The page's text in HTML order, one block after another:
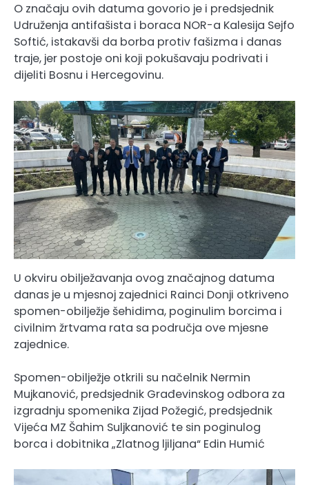
O značaju ovih datuma govorio je i predsjednik
Udruženja antifašista i boraca NOR-a Kalesija Sejfo
Softić, istakavši da borba protiv fašizma i danas
traje, jer postoje oni koji pokušavaju podrivati i
dijeliti Bosnu i Hercegovinu.
U okviru obilježavanja ovog značajnog datuma
danas je u mjesnoj zajednici Rainci Donji otkriveno
spomen-obilježje šehidima, poginulim borcima i
civilnim žrtvama rata sa područja ove mjesne
zajednice.
Spomen-obilježje otkrili su načelnik Nermin
Mujkanović, predsjednik Građevinskog odbora za
izgradnju spomenika Zijad Požegić, predsjednik
Vijeća MZ Šahim Suljkanović te sin poginulog
borca i dobitnika „Zlatnog ljiljana“ Edin Humić